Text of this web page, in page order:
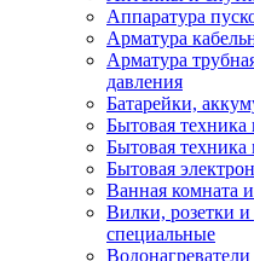
Аппаратура
Арматура
Арматура
давления
Батарейки,
Бытовая техника
Бытовая техника
Бытовая
Ванная комната
Вилки, розетки
специальные
Водонагреватели